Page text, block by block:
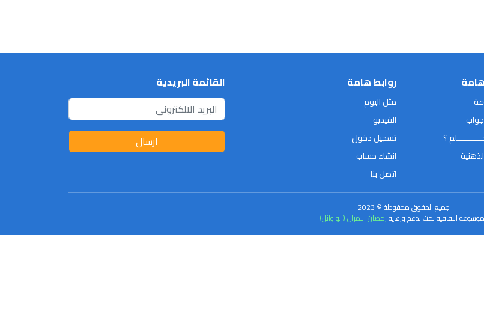
؟
روابط هامة
مثل اليوم
الفيديو
تسجيل دخول
انشاء حساب
اتصل بنا
القائمة البريدية
ارسال
جميع الحقوق محفوظة © 2023
الثقافية تمت بدعم ورعايةرمضان النمران (ابو وائل)